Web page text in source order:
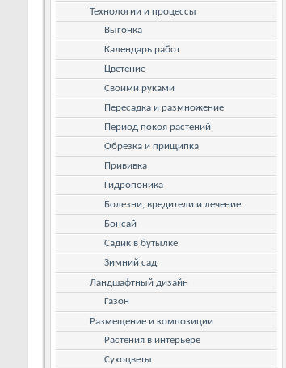
Технологии и процессы
Выгонка
Календарь работ
Цветение
Своими руками
Пересадка и размножение
Период покоя растений
Обрезка и прищипка
Прививка
Гидропоника
Болезни, вредители и лечение
Бонсай
Садик в бутылке
Зимний сад
Ландшафтный дизайн
Газон
Размещение и композиции
Растения в интерьере
Сухоцветы